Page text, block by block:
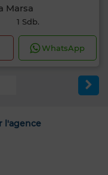
Marsa
1 Sdb.
WhatsApp
l'agence